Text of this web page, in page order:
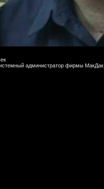
администратор фирмы МакДак.